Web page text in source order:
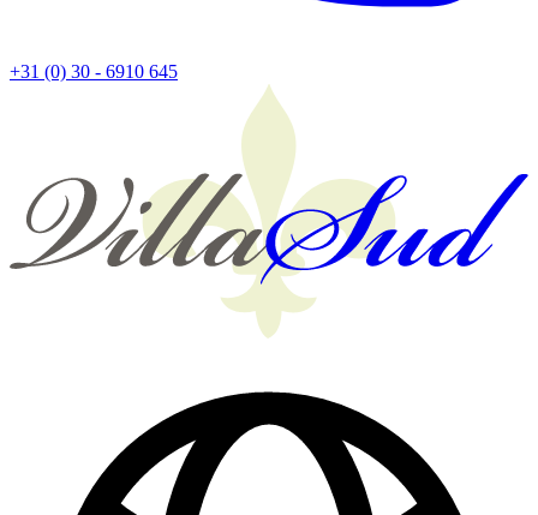
+31 (0) 30 - 6910 645